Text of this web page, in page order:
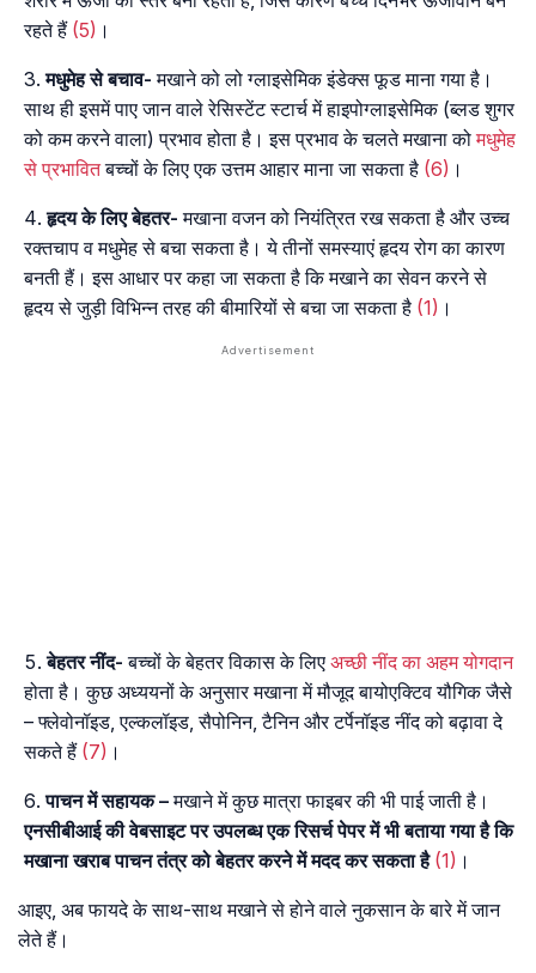
रहते हैं (5) ।
मधुमेह से बचाव- मखाने को लो ग्लाइसेमिक इंडेक्स फूड माना गया है।
साथ ही इसमें पाए जान वाले रेसिस्टेंट स्टार्च में हाइपोग्लाइसेमिक (ब्लड शुगर
को कम करने वाला) प्रभाव होता है। इस प्रभाव के चलते मखाना कोमधुमेह
से प्रभावितबच्चों के लिए एक उत्तम आहार माना जा सकता है (6) ।
हृदय के लिए बेहतर- मखाना वजन को नियंत्रित रख सकता है और उच्च
रक्तचाप व मधुमेह से बचा सकता है। ये तीनों समस्याएं हृदय रोग का कारण
बनती हैं। इस आधार पर कहा जा सकता है कि मखाने का सेवन करने से
हृदय से जुड़ी विभिन्न तरह की बीमारियों से बचा जा सकता है (1) ।
बेहतर नींद- बच्चों के बेहतर विकास के लिए अच्छी नींद का अहम योगदान
होता है। कुछ अध्ययनों के अनुसार मखाना में मौजूद बायोएक्टिव यौगिक जैसे
– फ्लेवोनॉइड, एल्कलॉइड, सैपोनिन, टैनिन और टर्पेनॉइड नींद को बढ़ावा दे
सकते हैं (7) ।
पाचन में सहायक –मखाने में कुछ मात्रा फाइबर की भी पाई जाती है।
एनसीबीआई की वेबसाइट पर उपलब्ध एक रिसर्च पेपर में भी बताया गया है कि
मखाना खराब पाचन तंत्र को बेहतर करने में मदद कर सकता है (1) ।
आइए, अब फायदे के साथ-साथ मखाने से हाेने वाले नुकसान के बारे में जान
लेते हैं।